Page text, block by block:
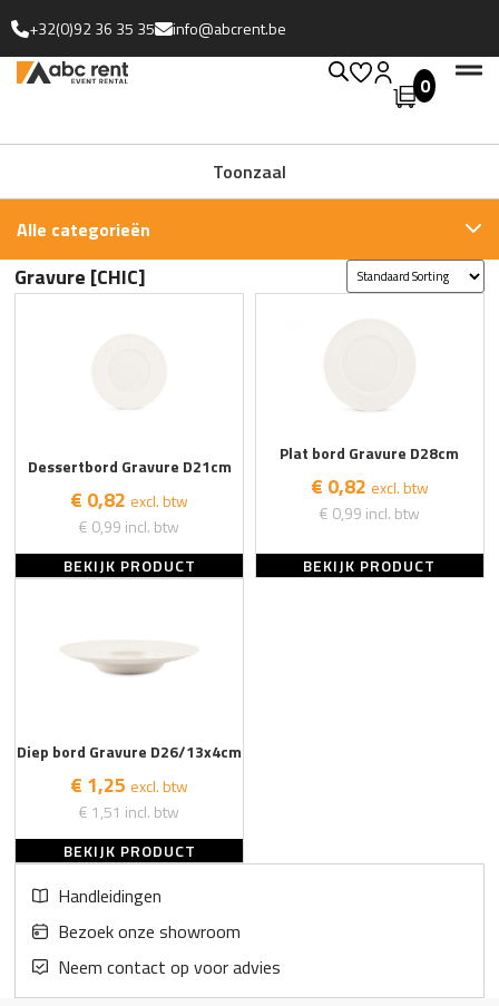
+32(0)92 36 35 35 info@abcrent.be
0
Toonzaal
Alle categorieën
Gravure [CHIC]
Dessertbord Gravure D21cm
€ 0,82 excl. btw
€ 0,99 incl. btw
BEKIJK PRODUCT
Plat bord Gravure D28cm
€ 0,82 excl. btw
€ 0,99 incl. btw
BEKIJK PRODUCT
Diep bord Gravure D26/13x4cm
€ 1,25 excl. btw
€ 1,51 incl. btw
BEKIJK PRODUCT
Handleidingen
Bezoek onze showroom
Neem contact op voor advies